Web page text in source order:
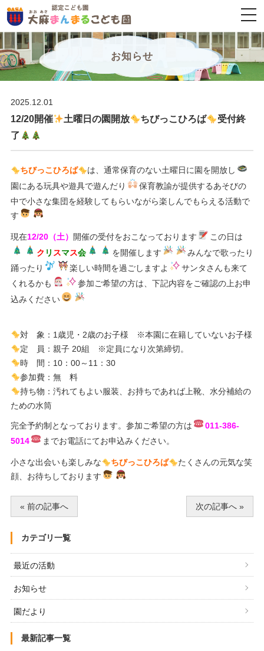
お知らせ
2025.12.01
12/20開催 土曜日の園開放 ちびっこひろば
受付終
了
ちびっこひろば
は、通常保育のない土曜日に園を開放し
園にある玩具や遊具で遊んだり
保育教諭が提供するあそびの
中で小さな集団を経験してもらいながら楽しんでもらえる活動で
す
現在12/20（土） 開催の受付をおこなっております
この日は
ク リ スマス会 を開催します
みんなで歌ったり
踊ったり
楽しい時間を過ごしますよ
サンタさんも来て
くれるかも
参加ご希望の方は、下記内容をご確認の上お申
込みください
対 象：1歳児・2歳のお子様 ※本園に在籍していないお子様
定 員：親子 20組 ※定員になり次第締切。
時 間：10：00～11：30
参加費：無 料
持ち物：汚れてもよい服装、お持ちであれば上靴、水分補給の
ための水筒
完全予約制となっております。参加ご希望の方は
011-386-
5014
までお電話にてお申込みください。
小さな出会いも楽しみな ちびっこひろば
たくさんの元気な笑
顔、お待ちしております
« 前の記事へ 次の記事へ »
カテゴリ一覧
最近の活動
お知らせ
園だより
最新記事一覧